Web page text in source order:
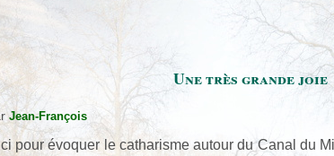
Une très grande joie
Jean-François
pour évoquer le catharisme autour du Canal du